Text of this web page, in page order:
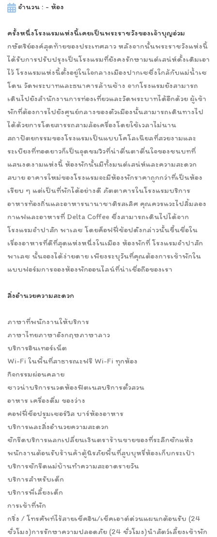
จำนวน : - ห้อง
ครั้งหนึ่งโรงแรมแห่งนี้เคยเป็นพระราชวังของเจ้าบุญอ่วม
กษัตริย์องค์สุดท้ายของประเทศลาว หลังจากนั้นพระราชวังแห่งนี้
ได้รับการปรับปรุงเป็นโรงแรมที่ยังคงรักษามนต์เสน่ห์ดั้งเดิมเอา
ไว้ โรงแรมแห่งนี้ตั้งอยู่ในใจกลางเมืองปากเซซึ่งใกล้กับแม่น้ำเซ
โดน วัดพระบาทและธนาคารล้านซ้าง จากโรงแรมยังสามารถ
เดินไปยังสำนักงานการท่องเที่ยวและวัดพระบาทได้อีกด้วย ผู้เข้า
พักที่ต้องการไปยังศูนย์กลางของตัวเมืองนั้นสามารถเดินทางไป
ได้ด้วยการโดยสารรถสามล้อเครื่องโดยใช้เวลาไม่นาน
สถาปัตยกรรมของโรงแรมเป็นแบบโคโลเนียลที่สวยงามและ
ระเบียงที่ทอดยาวก็เป็นจุดชมวิวที่น่าตื่นตาตื่นใจของชนบทที่
แสนงดงามแห่งนี้ ห้องพักนั้นมีทั้งมนต์เสน่ห์และความสะดวก
สบาย อาคารใหม่ของโรงแรมจะมีห้องพักราคาถูกกว่าที่เป็นห้อง
เรียบ ๆ แต่เป็นที่พักได้อย่างดี ภัตตาคารในโรงแรมบริการ
อาหารท้องถิ่นและอาหารนานาชาติรสเลิศ คุณควรแวะไปลิ้มลอง
กาแฟและอาหารที่ Delta Coffee ซึ่งสามารถเดินไปได้จาก
โรงแรมจำปาสัก พาเลซ โดยค็อฟฟี่ช้อปดังกล่าวนั้นขึ้นชื่อใน
เรื่องอาหารที่ดีที่สุดแห่งหนึ่งในเมือง ห้องพักที่ โรงแรมจำปาสัก
พาเลซ นั้นจองได้ง่ายดาย เพียงระบุวันที่คุณต้องการเข้าพักใน
แบบฟอร์มการจองห้องพักออนไลน์ที่น่าเชื่อถือของเรา
สิ่งอำนวยความสะดวก
ภาษาที่พนักงานให้บริการ
ภาษาไทยภาษาอังกฤษภาษาลาว
บริการอินเทอร์เน็ต
Wi-Fi ในพื้นที่สาธารณะฟรี Wi-Fi ทุกห้อง
กิจกรรมผ่อนคลาย
ซาวน่าบริการนวดห้องฟิตเนสบริการตั๋วสวน
อาหาร เครื่องดื่ม ของว่าง
คอฟฟี่ช็อปรูมเซอร์วิส บาร์ห้องอาหาร
บริการและสิ่งอำนวยความสะดวก
ซักรีดบริการแลกเปลี่ยนเงินตราร้านขายของที่ระลึกซักแห้ง
พนักงานต้อนรับร้านค้าตู้นิรภัยพื้นที่สูบบุหรี่ห้องเก็บกระเป๋า
บริการซักรีดแม่บ้านทำความสะอาดรายวัน
บริการสำหรับเด็ก
บริการพี่เลี้ยงเด็ก
การเข้าที่พัก
กริ่ง / โทรศัพท์ไร้สายเช็คอิน/เช็คเอาต์ด่วนแผนกต้อนรับ (24
ชั่วโมง)การรักษาความปลอดภัย (24 ชั่วโมง)นำสัตว์เลี้ยงเข้าพัก